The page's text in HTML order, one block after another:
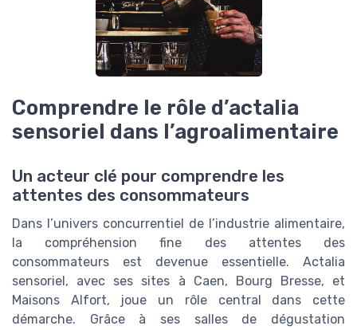
Comprendre le rôle d’actalia
sensoriel dans l’agroalimentaire
Un acteur clé pour comprendre les
attentes des consommateurs
Dans l’univers concurrentiel de l’industrie alimentaire,
la compréhension fine des attentes des
consommateurs est devenue essentielle. Actalia
sensoriel, avec ses sites à Caen, Bourg Bresse, et
Maisons Alfort, joue un rôle central dans cette
démarche. Grâce à ses salles de dégustation